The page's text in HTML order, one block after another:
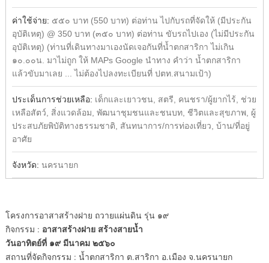
ค่าใช้จ่าย: ๕๕๐ บาท (550 บาท) ต่อท่าน ไปกับรถที่จัดให้ (มีประกัน
อุบัติเหตุ) @ 350 บาท (๓๕๐ บาท) ต่อท่าน ขับรถไปเอง (ไม่มีประกัน
อุบัติเหตุ) (ท่านที่เดินทางมาเองนัดเจอกันที่น้ำตกสาริกา ไม่เกิน
๑๐.๐๐น. มาไม่ถูก ให้ MAPs Google นำทาง คำว่า น้ำตกสาริกา
แล้วขับมาเลย ... ไม่ต้องไปลงทะเบียนที่ ปตท.สนามเป้า)
ประเด็นการช่วยเหลือ: เด็กและเยาวชน, สตรี, คนชรา/ผู้ยากไร้, ช่วย
เหลือสัตว์, สิ่งแวดล้อม, พัฒนาชุมชนและชนบท, ชีวิตและสุขภาพ, ผู้
ประสบภัยพิบัติทางธรรมชาติ, สันทนาการ/การท่องเที่ยว, บ้าน/ที่อยู่
อาศัย
จังหวัด: นครนายก
โครงการอาสาสร้างฝาย ถวายแผ่นดิน รุ่น ๑๙
กิจกรรม : อาสาสร้างฝาย สร้างสายน้ำ
วันอาทิตย์ที่ ๑๙ มีนาคม ๒๕๖๐
สถานที่จัดกิจกรรม : น้ำตกสาริกา ต.สาริกา อ.เมือง จ.นครนายก